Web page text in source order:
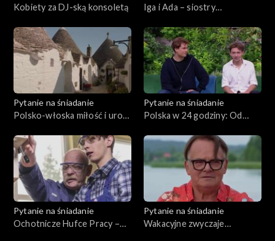
Kobiety za DJ-ską konsoletą
Iga i Ada – siostry
Pytanie na śniadanie
Polsko-włoska miłość i uroki
męża
Pytanie na śniadanie
Polska w 24 godziny: Od
szczyt
Pytanie na śniadanie
Ochotnicze Hufce Pracy –
Pytanie na śniadanie
Wakacyjne zwyczaje